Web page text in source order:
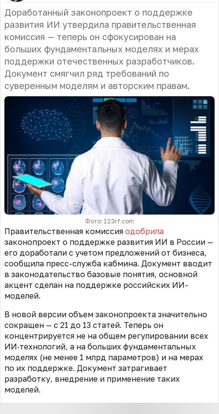
Доработанный законопроект о поддержке
развития ИИ утвердила правительственная
комиссия — теперь он сфокусирован на
больших фундаментальных моделях и мерах
поддержки отечественных разработчиков.
Документ смягчил ряд требований по
суверенным моделям и авторским правам.
Фото: 123rf.com
Правительственная комиссия одобрила
законопроект о поддержке развития ИИ в России —
его доработали с учетом предложений от бизнеса,
сообщила пресс-служба кабмина. Документ вводит
в законодательство базовые понятия, основной
акцент сделан на поддержке российских ИИ-
моделей.
В новой версии объем законопроекта значительно
сокращен — с 21 до 13 статей. Теперь он
концентрируется не на общем регулировании всех
ИИ‑технологий, а на больших фундаментальных
моделях (не менее 1 млрд параметров) и на мерах
по их поддержке. Документ затрагивает
разработку, внедрение и применение таких
моделей.